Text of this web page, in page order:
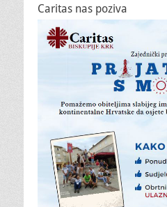
Caritas nas poziva